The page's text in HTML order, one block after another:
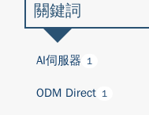
關鍵詞
AI伺服器 1
ODM Direct 1